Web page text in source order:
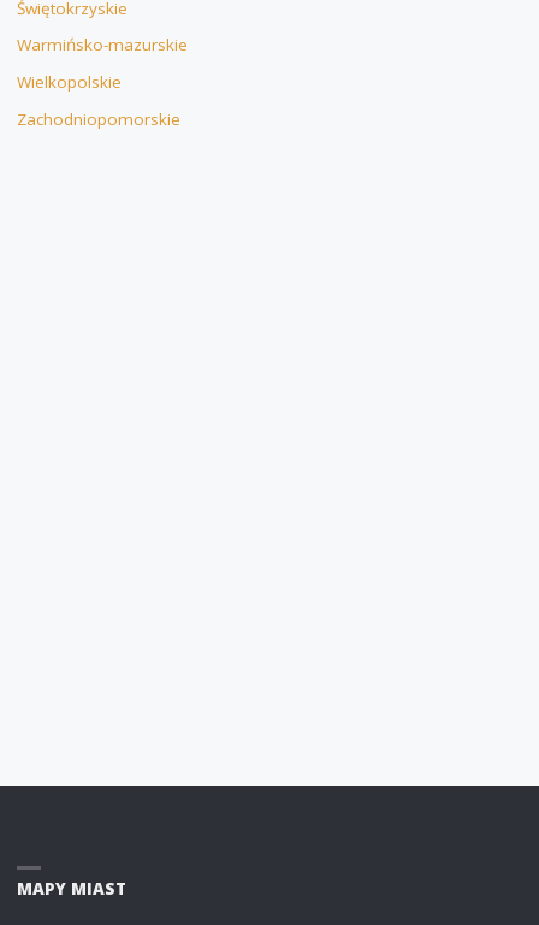
Świętokrzyskie
Warmińsko-mazurskie
Wielkopolskie
Zachodniopomorskie
MAPY MIAST